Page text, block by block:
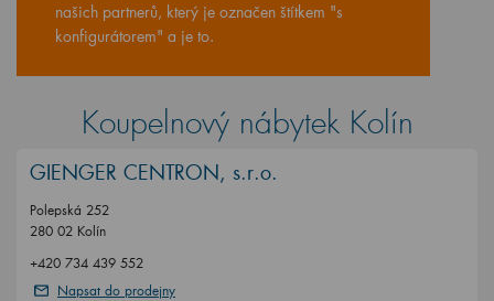
našich partnerů, který je označen štítkem "s
konfigurátorem" a je to.
Koupelnový nábytek Kolín
GIENGER CENTRON, s.r.o.
Polepská 252
280 02 Kolín
+420 734 439 552
Napsat do prodejny